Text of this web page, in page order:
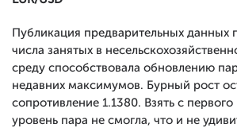
Публикация предварительных данных
числа занятых в
среду способствовала обновлению
недавних максимумов. Бурный рост
сопротивление 1.1380. Взять с
уровень пара не смогла, что и не